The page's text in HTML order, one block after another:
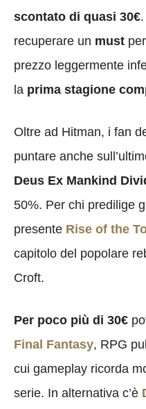
scontato di quasi 30€
recuperare un must
prezzo leggermente
la prima stagione
Oltre ad Hitman, i fan
puntare anche
Deus Ex Mankind
50%. Per chi predilige
presente Rise of the
capitolo del popolare
Croft.
Per poco più di 30€
Final Fantasy, RPG
cui gameplay ricorda
serie. In alternativa c’è